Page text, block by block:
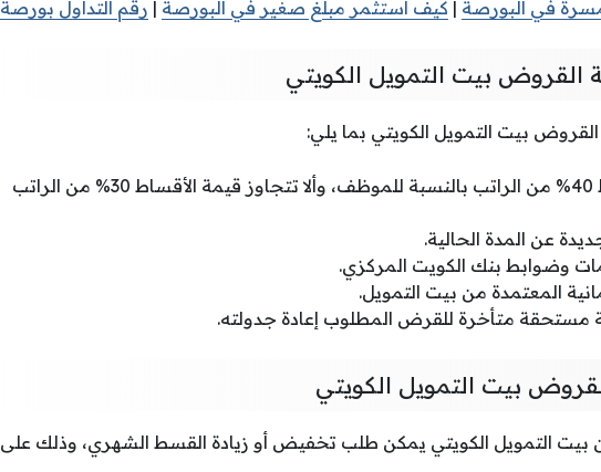
في البورصة | كيف استثمر مبلغ صغير في البورصة | رقم التداول بورصة
بيت التمويل الكويتي
بيت التمويل الكويتي بما يلي:
يجب ألا تتجاوز قيمة الأقساط 40% من الراتب بالنسبة للموظف، وألا تتجاوز قيمة الأقساط 30% من الراتب
عن المدة الحالية.
وضوابط بنك الكويت المركزي.
المعتمدة من بيت التمويل.
مستحقة متأخرة للقرض المطلوب إعادة جدولته.
بيت التمويل الكويتي
التمويل الكويتي يمكن طلب تخفيض أو زيادة القسط الشهري، وذلك على